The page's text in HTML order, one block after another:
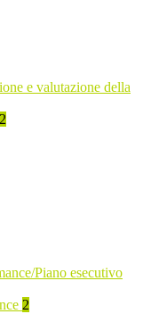
e valutazione della
2
Piano esecutivo
2